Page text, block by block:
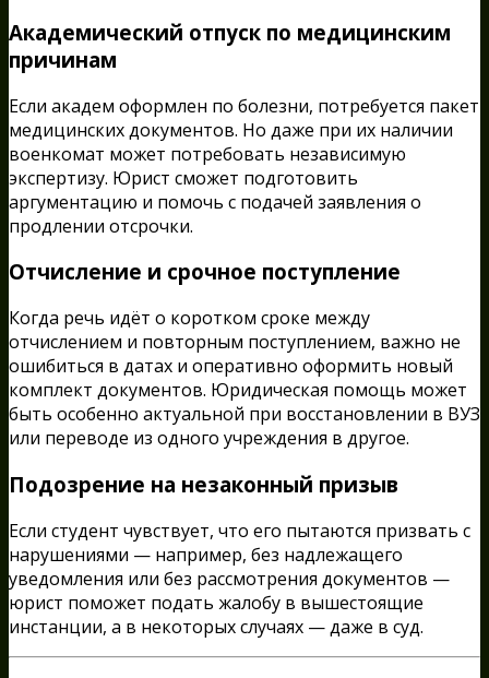
Академический отпуск по медицинским
причинам
Если академ оформлен по болезни, потребуется пакет
медицинских документов. Но даже при их наличии
военкомат может потребовать независимую
экспертизу. Юрист сможет подготовить
аргументацию и помочь с подачей заявления о
продлении отсрочки.
Отчисление и срочное поступление
Когда речь идёт о коротком сроке между
отчислением и повторным поступлением, важно не
ошибиться в датах и оперативно оформить новый
комплект документов. Юридическая помощь может
быть особенно актуальной при восстановлении в ВУЗ
или переводе из одного учреждения в другое.
Подозрение на незаконный призыв
Если студент чувствует, что его пытаются призвать с
нарушениями — например, без надлежащего
уведомления или без рассмотрения документов —
юрист поможет подать жалобу в вышестоящие
инстанции, а в некоторых случаях — даже в суд.